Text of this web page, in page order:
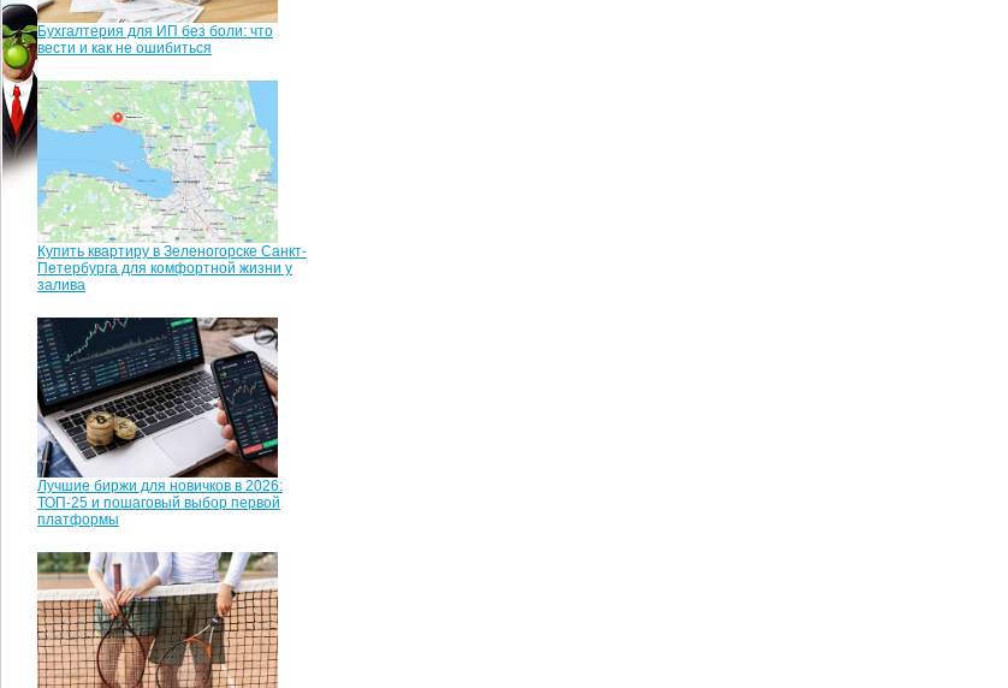
Бухгалтерия для ИП без боли: что
вести и как не ошибиться
Купить квартиру в Зеленогорске Санкт-
Петербурга для комфортной жизни у
залива
Лучшие биржи для новичков в 2026:
ТОП-25 и пошаговый выбор первой
платформы